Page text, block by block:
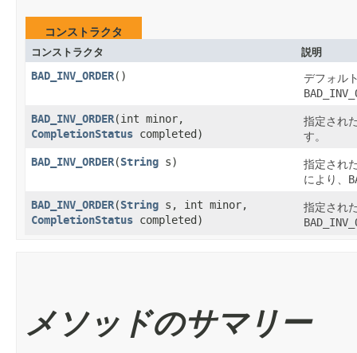
コンストラクタ
コンストラクタ 説明
BAD_INV_ORDER() デフォル
BAD_INV_ORDER​(int minor,
CompletionStatus completed)
指定され
す。
BAD_INV_ORDER​(String s)
指定され
により、
BAD_INV_ORDER​(String s, int minor,
CompletionStatus completed)
指定され
メソッドのサマリー